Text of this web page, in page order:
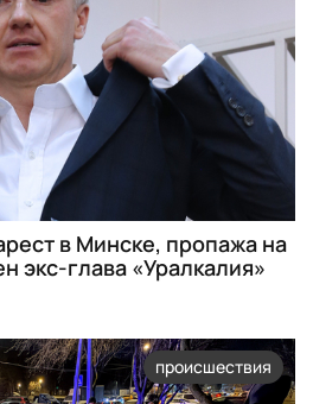
в Минске, пропажа на
экс-глава «Уралкалия»
происшествия